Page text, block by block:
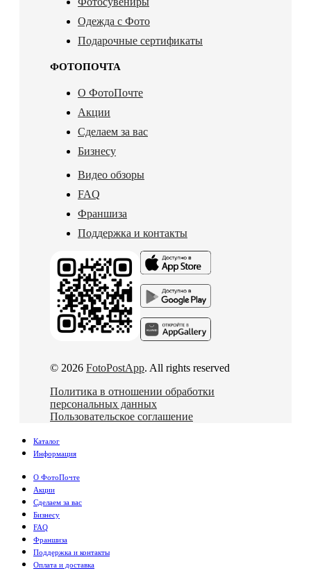
Одежда с Фото
Подарочные сертификаты
ФОТОПОЧТА
О ФотоПочте
Акции
Сделаем за вас
Бизнесу
Видео обзоры
FAQ
Франшиза
Поддержка и контакты
© 2026 FotoPostApp. All rights reserved
Политика в отношении обработки
персональных данных
Пользовательское соглашение
Каталог
Информация
О ФотоПочте
Акции
Сделаем за вас
Бизнесу
FAQ
Франшиза
Поддержка и контакты
Оплата и доставка